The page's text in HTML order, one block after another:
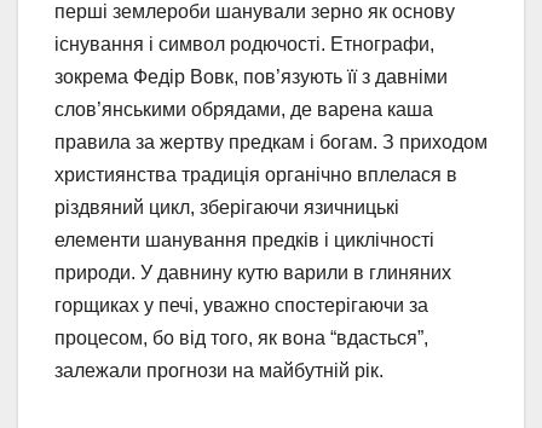
перші землероби шанували зерно як основу
існування і символ родючості. Етнографи,
зокрема Федір Вовк, пов’язують її з давніми
слов’янськими обрядами, де варена каша
правила за жертву предкам і богам. З приходом
християнства традиція органічно вплелася в
різдвяний цикл, зберігаючи язичницькі
елементи шанування предків і циклічності
природи. У давнину кутю варили в глиняних
горщиках у печі, уважно спостерігаючи за
процесом, бо від того, як вона “вдасться”,
залежали прогнози на майбутній рік.